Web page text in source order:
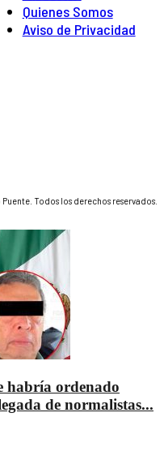
Quienes Somos
Aviso de Privacidad
Todos los derechos reservados.
habría ordenado
de normalistas...